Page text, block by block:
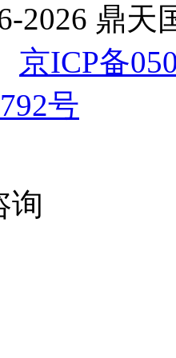
2026 鼎天
京ICP备
号
询